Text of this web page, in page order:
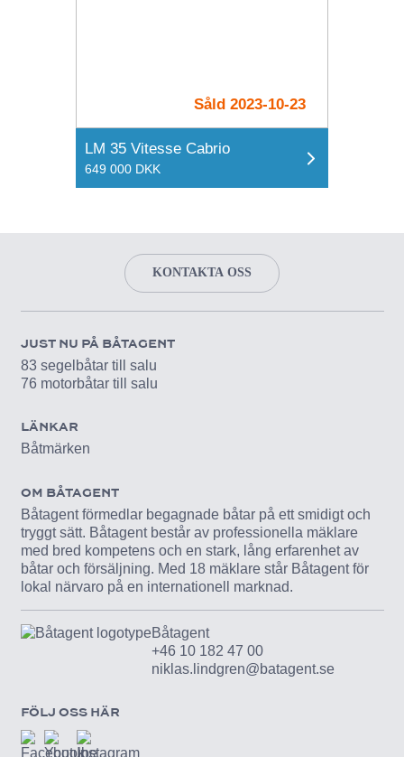
Såld 2023-10-23
LM 35 Vitesse Cabrio
649 000 DKK
KONTAKTA OSS
JUST NU PÅ BÅTAGENT
83 segelbåtar till salu
76 motorbåtar till salu
LÄNKAR
Båtmärken
OM BÅTAGENT
Båtagent förmedlar begagnade båtar på ett smidigt och
tryggt sätt. Båtagent består av professionella mäklare
med bred kompetens och en stark, lång erfarenhet av
båtar och försäljning. Med 18 mäklare står Båtagent för
lokal närvaro på en internationell marknad.
Båtagent
+46 10 182 47 00
niklas.lindgren@batagent.se
FÖLJ OSS HÄR